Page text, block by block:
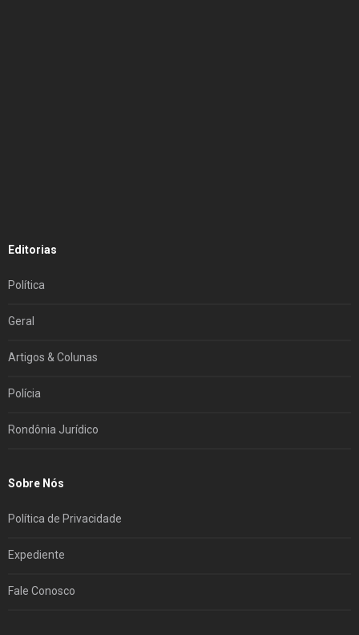
Editorias
Política
Geral
Artigos & Colunas
Polícia
Rondônia Jurídico
Sobre Nós
Política de Privacidade
Expediente
Fale Conosco